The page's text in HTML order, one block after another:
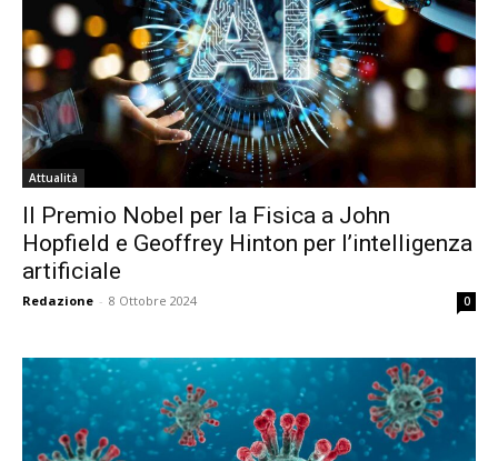
Attualità
Il Premio Nobel per la Fisica a John
Hopfield e Geoffrey Hinton per l’intelligenza
artificiale
Redazione - 8 Ottobre 2024 0